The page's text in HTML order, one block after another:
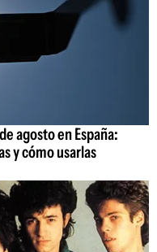
agosto en España:
y cómo usarlas